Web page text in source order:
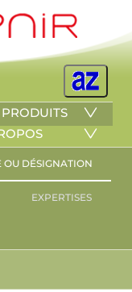
PRODUITS
OU DÉSIGNATION
EXPERTISES